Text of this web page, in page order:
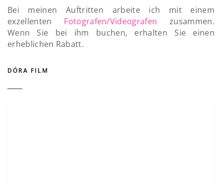
Bei meinen Auftritten arbeite ich mit einem
exzellenten Fotografen/Videografen zusammen.
Wenn Sie bei ihm buchen, erhalten Sie einen
erheblichen Rabatt.
DÓRA FILM